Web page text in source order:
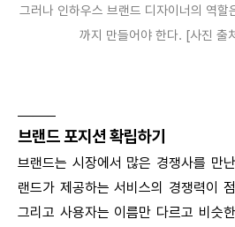
그러나 인하우스 브랜드 디자이너의 역할
까지 만들어야 한다. [사진
브랜드 포지션 확립하기
브랜드는 시장에서 많은 경쟁사를 만
랜드가 제공하는 서비스의 경쟁력이
그리고 사용자는 이름만 다르고 비슷